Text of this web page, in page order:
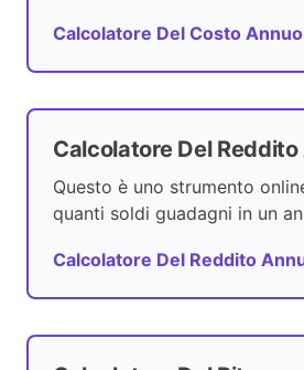
Calcolatore Del Costo
Calcolatore Del Reddito
Questo è uno strumento
quanti soldi guadagni in un
Calcolatore Del Reddito